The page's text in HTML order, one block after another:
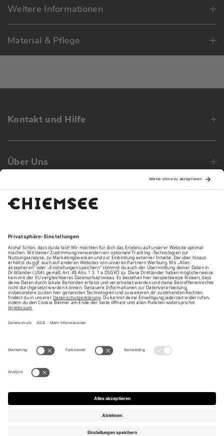
Weitere Informationen
Material & Pflege
Kontakt und Hilfe
Über Uns
Family
Unsere Vorteile
Unsere Partner